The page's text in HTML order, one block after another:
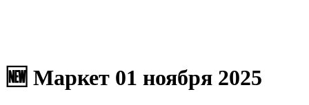
🆕 Маркет 01 ноября 2025